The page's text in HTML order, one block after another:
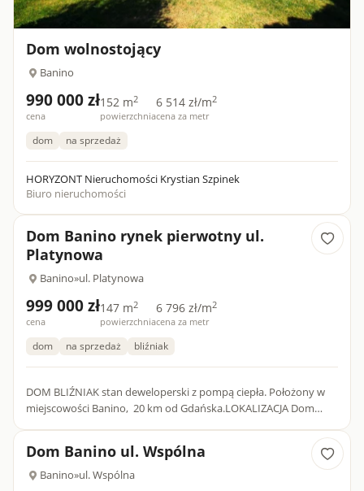
Dom wolnostojący
Banino
990 000 zł
cena
152 m2
powierzchnia
6 514 zł/m2
cena za metr
dom na sprzedaż
HORYZONT Nieruchomości Krystian Szpinek
Biuro nieruchomości
Dom Banino rynek pierwotny ul.
Platynowa
Banino»ul. Platynowa
999 000 zł
cena
147 m2
powierzchnia
6 796 zł/m2
cena za metr
dom na sprzedaż bliźniak
DOM BLIŹNIAK stan deweloperski z pompą ciepła. Położony w
miejscowości Banino, 20 km od Gdańska.LOKALIZACJA Dom
Dom Banino ul. Wspólna
Banino»ul. Wspólna